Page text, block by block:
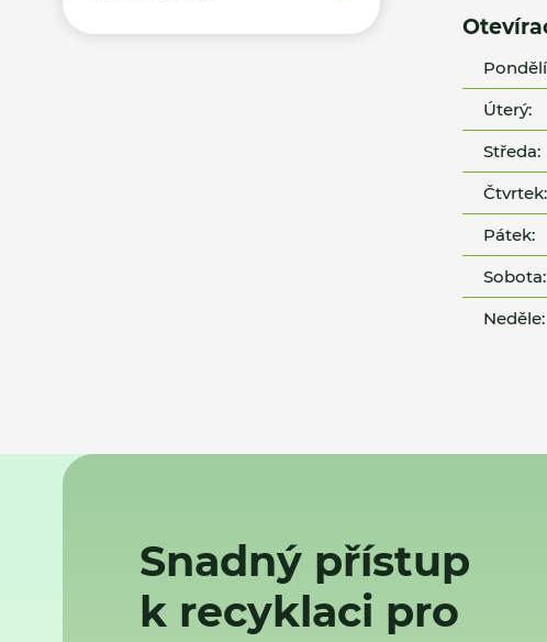
Úterý:
Středa:
Čtvrtek:
Pátek:
Sobota:
Neděle:
Snadný přístup
k recyklaci pro